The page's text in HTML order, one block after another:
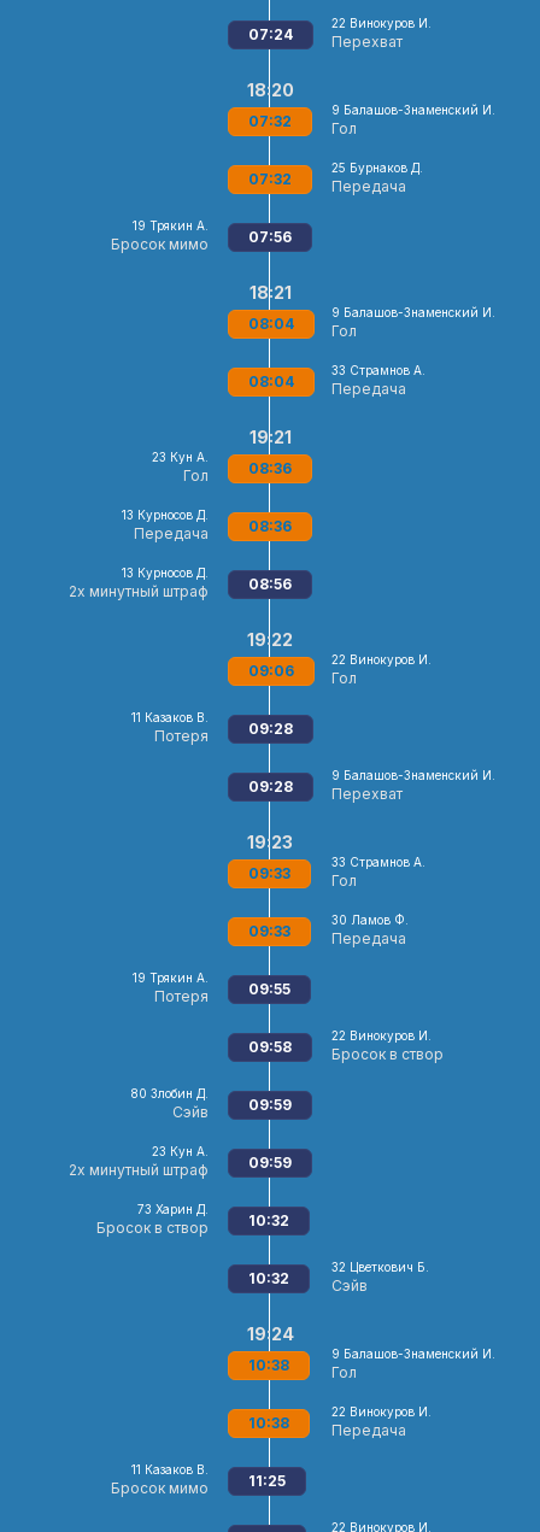
22 Винокуров И.
Перехват
07:24
9 Балашов-Знаменский И.
Гол
18:20
07:32
25 Бурнаков Д.
Передача
07:32
19 Трякин А.
Бросок мимо 07:56
9 Балашов-Знаменский И.
Гол
18:21
08:04
33 Страмнов А.
Передача
08:04
23 Кун А.
Гол
19:21
08:36
13 Курносов Д.
Передача 08:36
13 Курносов Д.
2х минутный штраф 08:56
22 Винокуров И.
Гол
19:22
09:06
11 Казаков В.
Потеря 09:28
9 Балашов-Знаменский И.
Перехват
09:28
33 Страмнов А.
Гол
19:23
09:33
30 Ламов Ф.
Передача
09:33
19 Трякин А.
Потеря 09:55
22 Винокуров И.
Бросок в створ
09:58
80 Злобин Д.
Сэйв 09:59
23 Кун А.
2х минутный штраф 09:59
73 Харин Д.
Бросок в створ 10:32
32 Цветкович Б.
Сэйв
10:32
9 Балашов-Знаменский И.
Гол
19:24
10:38
22 Винокуров И.
Передача
10:38
11 Казаков В.
Бросок мимо 11:25
22 Винокуров И.